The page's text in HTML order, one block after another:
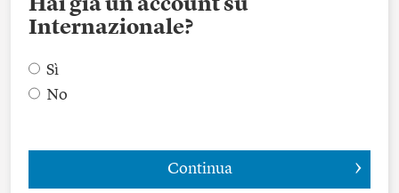
Hai già un account su
Internazionale?
Sì
No
Continua